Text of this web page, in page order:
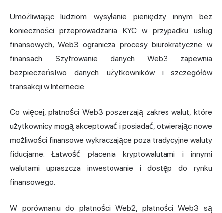
Umożliwiając ludziom wysyłanie pieniędzy innym bez
konieczności przeprowadzania KYC w przypadku usług
finansowych, Web3 ogranicza procesy biurokratyczne w
finansach. Szyfrowanie danych Web3 zapewnia
bezpieczeństwo danych użytkowników i szczegółów
transakcji w Internecie.
Co więcej, płatności Web3 poszerzają zakres walut, które
użytkownicy mogą akceptować i posiadać, otwierając nowe
możliwości finansowe wykraczające poza tradycyjne waluty
fiducjarne. Łatwość płacenia kryptowalutami i innymi
walutami upraszcza inwestowanie i dostęp do rynku
finansowego.
W porównaniu do płatności Web2, płatności Web3 są